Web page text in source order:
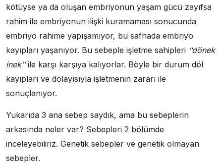
kötüyse ya da oluşan embriyonun yaşam gücü zayıfsa
rahim ile embriyonun ilişki kuramaması sonucunda
embriyo rahime yapışamıyor, bu safhada embriyo
kayıpları yaşanıyor. Bu sebeple işletme sahipleri ‘’dönek
inek’’ile karşı karşıya kalıyorlar. Böyle bir durum döl
kayıpları ve dolayısıyla işletmenin zararı ile
sonuçlanıyor.
Yukarıda 3 ana sebep saydık, ama bu sebeplerin
arkasında neler var? Sebepleri 2 bölümde
inceleyebiliriz. Genetik sebepler ve genetik olmayan
sebepler.